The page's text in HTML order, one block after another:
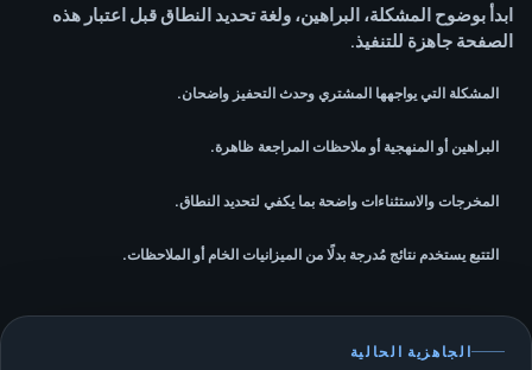
ابدأ بوضوح المشكلة، البراهين، ولغة تحديد النطاق قبل اعتبار هذه
الصفحة جاهزة للتنفيذ.
المشكلة التي يواجهها المشتري وحدث التحفيز واضحان.
البراهين أو المنهجية أو ملاحظات المراجعة ظاهرة.
المخرجات والاستثناءات واضحة بما يكفي لتحديد النطاق.
التتبع يستخدم نتائج مُدرجة بدلًا من الميزانيات الخام أو الملاحظات.
الجاهزية الحالية